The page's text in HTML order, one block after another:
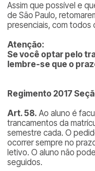
Assim que possível e
de São Paulo,
presenciais, com todos
Atenção:
Se você optar pelo
lembre-se que o
Regimento 2017
Art. 58. Ao aluno é
trancamentos da
semestre cada. O
ocorrer sempre no
letivo. O aluno não
seguidos.